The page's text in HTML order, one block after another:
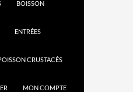
BOISSON
ENTRÉES
CRUSTACÉS
MON COMPTE